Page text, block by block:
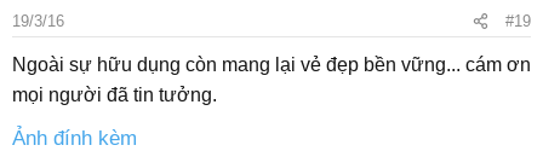
o
n
s
19/3/16 #19
Ngoài sự hữu dụng còn mang lại vẻ đẹp bền vững... cám ơn
mọi người đã tin tưởng.
Ảnh đính kèm